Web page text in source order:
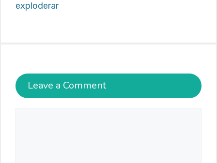
exploderar
Leave a Comment